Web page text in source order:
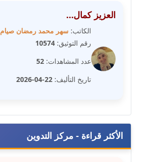
مدونة شيماء الجمل
عاملة
مدونة شيماء حسني
عاملة
مدونة شيماء عبد المقصود
العزيز كمال…
الكاتب: سهر محمد رمضان صيام
رقم التوثيق: 10574
عدد المشاهدات: 52
تاريخ التأليف: 22-04-2026
الأكثر قراءة - مركز التدوين